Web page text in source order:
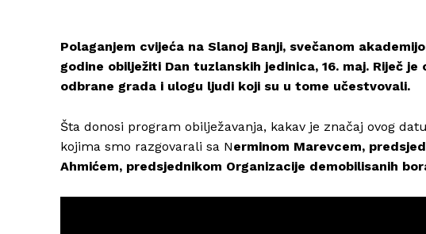
Polaganjem cvijeća na Slanoj Banji, svečanom
godine obilježiti Dan tuzlanskih jedinica, 16. maj. Riječ
odbrane grada i ulogu ljudi koji su u tome učestvovali.
Šta donosi program obilježavanja, kakav je značaj ovog
kojima smo razgovarali sa Nerminom Marevcem,
Ahmićem, predsjednikom Organizacije demobilisanih